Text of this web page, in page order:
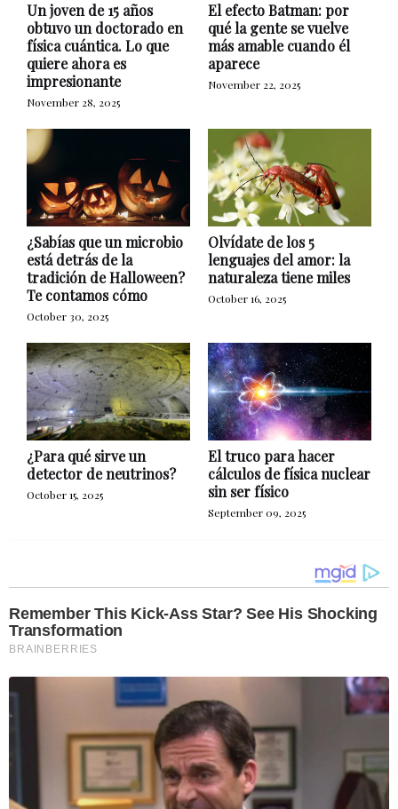
Un joven de 15 años
obtuvo un doctorado en
física cuántica. Lo que
quiere ahora es
impresionante
November 28, 2025
El efecto Batman: por
qué la gente se vuelve
más amable cuando él
aparece
November 22, 2025
¿Sabías que un microbio
está detrás de la
tradición de Halloween?
Te contamos cómo
October 30, 2025
Olvídate de los 5
lenguajes del amor: la
naturaleza tiene miles
October 16, 2025
¿Para qué sirve un
detector de neutrinos?
October 15, 2025
El truco para hacer
cálculos de física nuclear
sin ser físico
September 09, 2025